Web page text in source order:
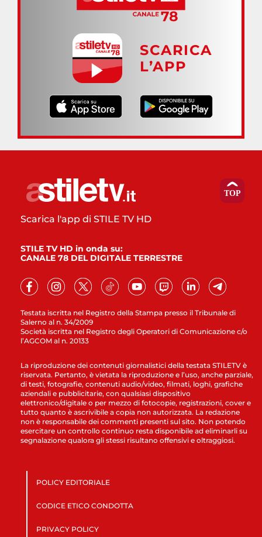
SCARICA
L’APP
Testata iscritta nel Registro della Stampa presso il Tribunale di
Salerno al n. 34/2009
Società iscritta nel Registro degli Operatori di Comunicazione c/o
l’AGCOM al n. 20133
Scarica l'app di STILE TV HD
STILE TV HD in onda su:
CANALE 78 DEL DIGITALE TERRESTRE
La riproduzione dei contenuti giornalistici della testata STILETV è
riservata. Pertanto, è vietata la riproduzione e l’uso, anche parziale,
di testi, fotografie, contenuti audio/video, filmati, loghi, grafiche
aziendali e pubblicitarie, con qualsiasi dispositivo
elettronico/digitale o per mezzo di fotocopie, registrazioni, cover e
tutto quanto è ascrivibile a copia non autorizzata. La redazione
non è responsabile dei commenti presenti sul sito. Non potendo
esercitare un controllo continuo resta disponibile ad eliminarli su
segnalazione qualora gli stessi risultano offensivi e oltraggiosi.
POLICY EDITORIALE
CODICE ETICO CONDOTTA
PRIVACY POLICY